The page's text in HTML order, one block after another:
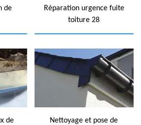
de
Réparation urgence fuite
toiture 28
de
Nettoyage et pose de